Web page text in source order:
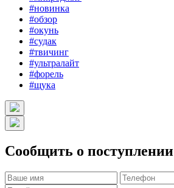
#новинка
#обзор
#окунь
#судак
#твичинг
#ультралайт
#форель
#щука
Сообщить о поступлении